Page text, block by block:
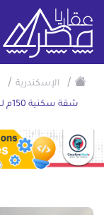
/ الإسكندرية /
شقة سكنية 150م للبيع كاش بالمندرة الإسكندرية